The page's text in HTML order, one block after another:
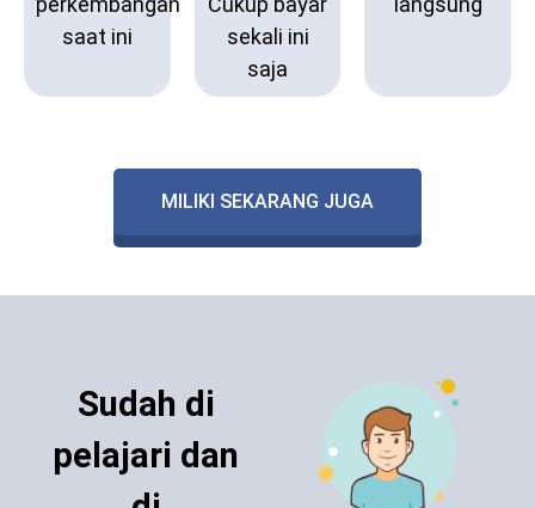
saat ini
sekali ini
saja
MILIKI SEKARANG JUGA
Sudah di
pelajari dan